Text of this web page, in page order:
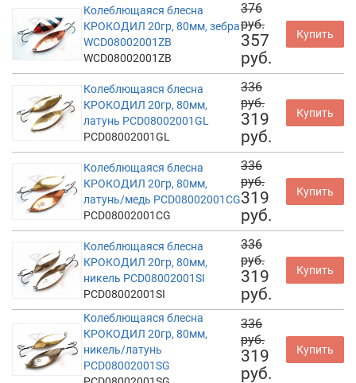
Колеблющаяся блесна
КРОКОДИЛ 20гр, 80мм, зебра
WCD08002001ZB
WCD08002001ZB
376
руб.
357
руб.
Купить
Колеблющаяся блесна
КРОКОДИЛ 20гр, 80мм,
латунь PCD08002001GL
PCD08002001GL
336
руб.
319
руб.
Купить
Колеблющаяся блесна
КРОКОДИЛ 20гр, 80мм,
латунь/медь PCD08002001CG
PCD08002001CG
336
руб.
319
руб.
Купить
Колеблющаяся блесна
КРОКОДИЛ 20гр, 80мм,
никель PCD08002001SI
PCD08002001SI
336
руб.
319
руб.
Купить
Колеблющаяся блесна
КРОКОДИЛ 20гр, 80мм,
никель/латунь
PCD08002001SG
336
руб.
319
руб.
Купить